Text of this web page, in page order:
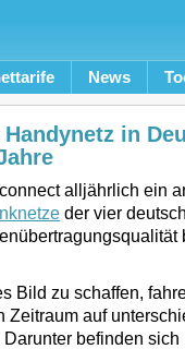
News
in
alljährlich ein
der vier
Bild zu schaffen,
Zeitraum auf
befinden